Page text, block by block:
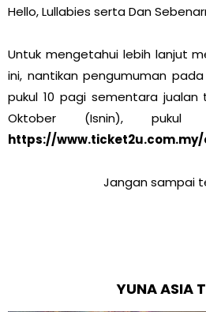
Hello, Lullabies serta Dan
Untuk mengetahui lebih lanjut
ini, nantikan pengumuman
pukul 10 pagi sementara
Oktober (Isnin),
https://www.ticket2u.com.my/
Jangan sampai
YUNA ASIA